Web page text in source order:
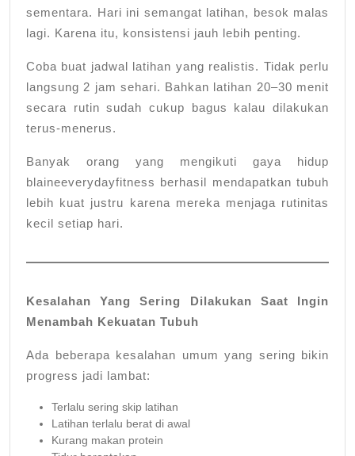
sementara. Hari ini semangat latihan, besok malas
lagi. Karena itu, konsistensi jauh lebih penting.
Coba buat jadwal latihan yang realistis. Tidak perlu
langsung 2 jam sehari. Bahkan latihan 20–30 menit
secara rutin sudah cukup bagus kalau dilakukan
terus-menerus.
Banyak orang yang mengikuti gaya hidup
blaineeverydayfitness berhasil mendapatkan tubuh
lebih kuat justru karena mereka menjaga rutinitas
kecil setiap hari.
Kesalahan Yang Sering Dilakukan Saat Ingin
Menambah Kekuatan Tubuh
Ada beberapa kesalahan umum yang sering bikin
progress jadi lambat:
Terlalu sering skip latihan
Latihan terlalu berat di awal
Kurang makan protein